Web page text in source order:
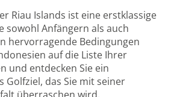
Riau Islands ist eine erstklassige
sowohl Anfängern als auch
hervorragende Bedingungen
auf die Liste Ihrer
und entdecken Sie ein
Golfziel, das Sie mit seiner